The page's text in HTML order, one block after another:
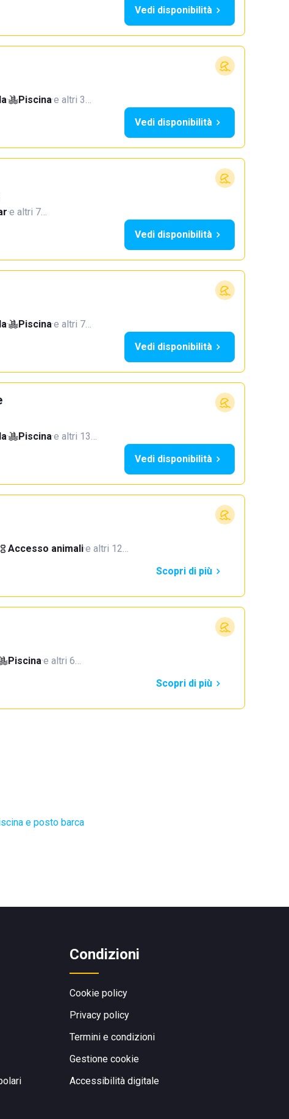
Vedi disponibilità
· Piscina·e altri 3…
Vedi disponibilità
·e altri 7…
Vedi disponibilità
· Piscina·e altri 7…
Vedi disponibilità
· Piscina·e altri 13…
Vedi disponibilità
Accesso animali·e altri 12…
Scopri di più
Piscina·e altri 6…
Scopri di più
e posto barca
Condizioni
Cookie policy
Privacy policy
Termini e condizioni
Gestione cookie
Accessibilità digitale